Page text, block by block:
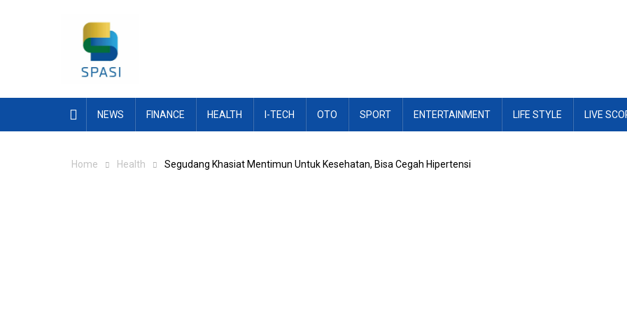
NEWS FINANCE HEALTH I-TECH OTO SPORT ENTERTAINMENT LIFE STYLE LIVE
Home Health Segudang Khasiat Mentimun Untuk Kesehatan, Bisa Cegah Hipertensi